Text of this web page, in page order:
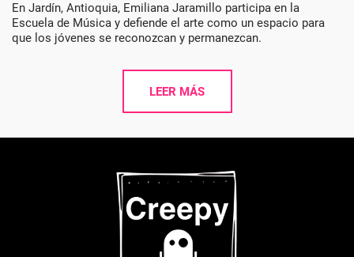
En Jardín, Antioquia, Emiliana Jaramillo participa en la
Escuela de Música y defiende el arte como un espacio para
que los jóvenes se reconozcan y permanezcan.
LEER MÁS